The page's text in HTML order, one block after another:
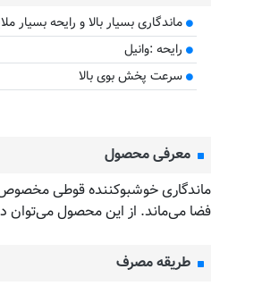
ماندگاری بسیار بالا و رایحه بسیار
رایحه :وانیل
سرعت پخش بوی بالا
معرفی محصول
فضا می‌ماند. از این محصول می‌توان
طریقه مصرف